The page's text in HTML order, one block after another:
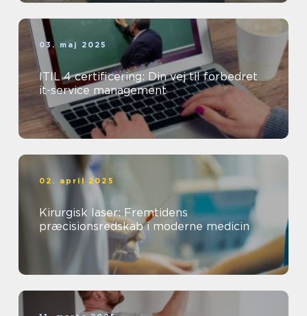
03. maj 2025
ITIL 4 certificering: Din vej til forbedret
it-service management
02. april 2025
Kirurgisk laser: Fremtidens
præcisionsredskab i moderne medicin